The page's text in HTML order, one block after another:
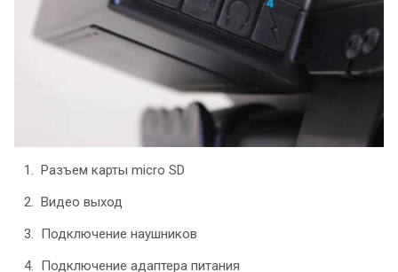
Разъем карты micro SD
Видео выход
Подключение наушников
Подключение адаптера питания